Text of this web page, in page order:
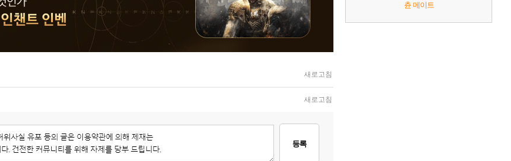
새로고침
새로고침
등록
츈 메이트